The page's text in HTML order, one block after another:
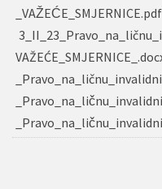
_VAŽEĆE_SMJERNICE.pdf